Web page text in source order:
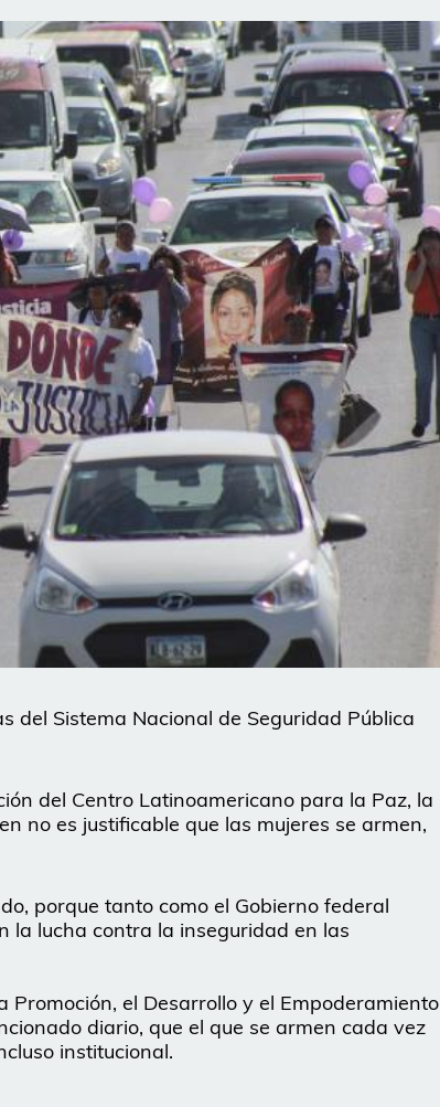
del Sistema Nacional de Seguridad Pública
del Centro Latinoamericano para la Paz, la
no es justificable que las mujeres se armen,
porque tanto como el Gobierno federal
la lucha contra la inseguridad en las
el Desarrollo y el Empoderamiento
diario, que el que se armen cada vez
institucional.